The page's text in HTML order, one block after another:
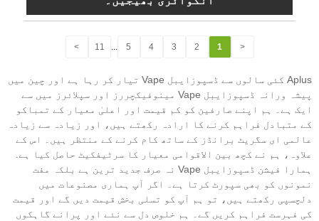
<
1
2
3
4
5
11
>
Aplus کئی سالوں سے ڈسپوزایبل Vape تیار کر رہا ہے اور چین میں
پیشہ ورانہ ڈسپوزایبل Vape مینوفیکچررز اور سپلائرز میں سے
ایک ہے۔ ہم اپنے صارفین کو کم قیمت اور اعلیٰ معیار کے تمباکو
کے متبادل فراہم کرنے کا ارادہ رکھتے ہیں، اور زیادہ سے زیادہ
عالمی ای سگریٹ برانڈز کے ساتھ کام کرنے کے منتظر ہیں۔ اس کے
علاوہ، ہم نے کچھ بین الاقوامی معیار کا سرٹیفکیٹ حاصل کیا ہے.
ہمارا فیشن ڈسپوزایبل Vape نہ صرف جدید ترین ہے بلکہ مفت
نمونوں کو بھی سپورٹ کرتا ہے۔ اگر آپ ہماری مصنوعات میں
دلچسپی رکھتے ہیں، تو ہم آپ کو تسلی بخش قیمت دیں گے اور قیمت
کی فہرست فراہم کریں گے۔ ہم خلوص دل سے نئے اور پرانے گاہکوں